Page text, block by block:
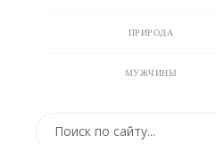
ПРИРОДА
МУЖЧИНЫ